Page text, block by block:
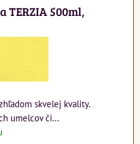
TERZIA 500ml,
skvelej kvality.
umelcov či...